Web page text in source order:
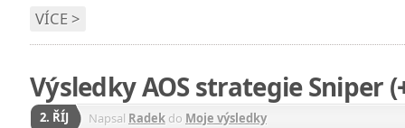
VÍCE >
Výsledky AOS strategie Sniper
2. ŘÍJ Napsal Radek do Moje výsledky